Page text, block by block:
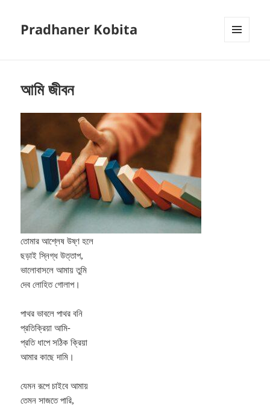
Pradhaner Kobita
আমি জীবন
তোমার আশ্লেষ উষ্ণ হলে
ছড়াই স্নিগ্ধ উত্তাপ,
ভালোবাসলে আমায় তুমি
দেব লোহিত গোলাপ।
পাথর ভাবলে পাথর বনি
প্রতিক্রিয়া আমি-
প্রতি ধাপে সঠিক ক্রিয়া
আমার কাছে দামি।
যেমন রূপে চাইবে আমায়
তেমন সাজতে পারি,